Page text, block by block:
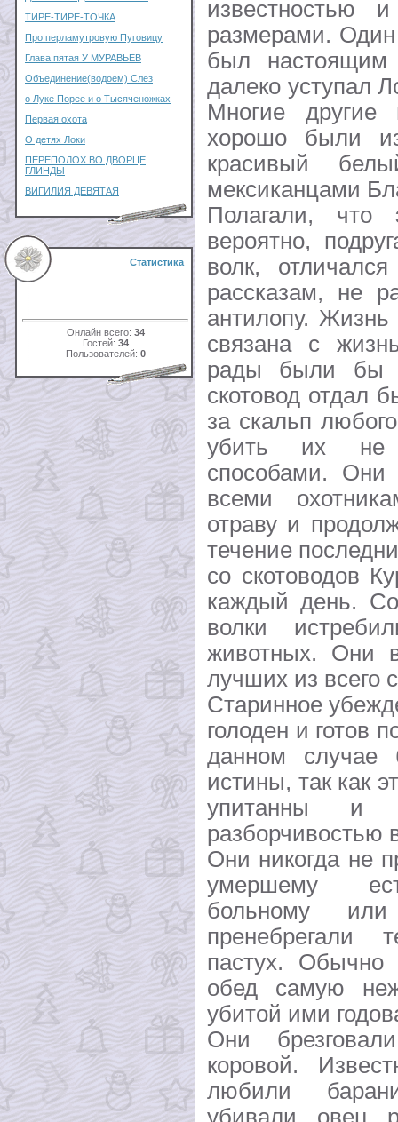
ТИРЕ-ТИРЕ-ТОЧКА
Про перламутровую Пуговицу
Глава пятая У МУРАВЬЕВ
Объединение(водоем) Слез
о Луке Порее и о Тысяченожках
Первая охота
О детях Локи
ПЕРЕПОЛОХ ВО ДВОРЦЕ
ГЛИНДЫ
ВИГИЛИЯ ДЕВЯТАЯ
Статистика
Онлайн всего: 34
Гостей: 34
Пользователей: 0
известностью
размерами.
был
далеко уступал
Многие другие
хорошо были
красивый
мексиканцами
Полагали,
вероятно,
волк,
рассказам, не
антилопу.
связана с
рады были бы
скотовод отдал
за скальп
убить их не
способами. Они
всеми
отраву и
течение
со скотоводов
каждый день.
волки
животных. Они
лучших из всего
Старинное
голоден и готов
данном случае
истины, так как
упитанны и
разборчивостью
Они никогда не
умершему
больному
пренебрегали
пастух.
обед самую
убитой ими
Они
коровой.
любили
убивали овец